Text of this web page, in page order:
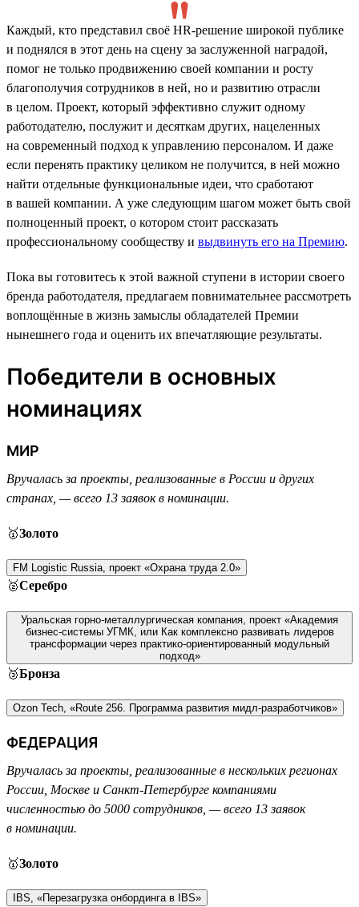
Каждый, кто представил своё HR-решение широкой публике
и поднялся в этот день на сцену за заслуженной наградой,
помог не только продвижению своей компании и росту
благополучия сотрудников в ней, но и развитию отрасли
в целом. Проект, который эффективно служит одному
работодателю, послужит и десяткам других, нацеленных
на современный подход к управлению персоналом. И даже
если перенять практику целиком не получится, в ней можно
найти отдельные функциональные идеи, что сработают
в вашей компании. А уже следующим шагом может быть свой
полноценный проект, о котором стоит рассказать
профессиональному сообществу и выдвинуть его на Премию.
Пока вы готовитесь к этой важной ступени в истории своего
бренда работодателя, предлагаем повнимательнее рассмотреть
воплощённые в жизнь замыслы обладателей Премии
нынешнего года и оценить их впечатляющие результаты.
Победители в основных
номинациях
МИР
Вручалась за проекты, реализованные в России и других
странах, — всего 13 заявок в номинации.
🥇Золото
FM Logistic Russia, проект «Охрана труда 2.0»
🥈Серебро
Уральская горно-металлургическая компания, проект «Академия
бизнес-системы УГМК, или Как комплексно развивать лидеров
трансформации через практико-ориентированный модульный
подход»
🥉Бронза
Ozon Tech, «Route 256. Программа развития мидл-разработчиков»
ФЕДЕРАЦИЯ
Вручалась за проекты, реализованные в нескольких регионах
России, Москве и Санкт-Петербурге компаниями
численностью до 5000 сотрудников, — всего 13 заявок
в номинации.
🥇Золото
IBS, «Перезагрузка онбординга в IBS»